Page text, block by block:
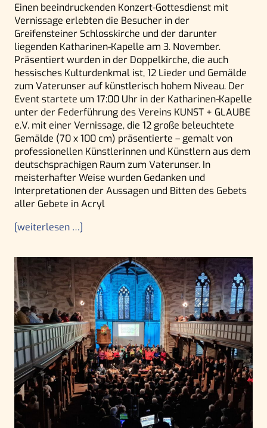
Einen beeindruckenden Konzert-Gottesdienst mit
Vernissage erlebten die Besucher in der
Greifensteiner Schlosskirche und der darunter
liegenden Katharinen-Kapelle am 3. November.
Präsentiert wurden in der Doppelkirche, die auch
hessisches Kulturdenkmal ist, 12 Lieder und Gemälde
zum Vaterunser auf künstlerisch hohem Niveau. Der
Event startete um 17:00 Uhr in der Katharinen-Kapelle
unter der Federführung des Vereins KUNST + GLAUBE
e.V. mit einer Vernissage, die 12 große beleuchtete
Gemälde (70 x 100 cm) präsentierte – gemalt von
professionellen Künstlerinnen und Künstlern aus dem
deutschsprachigen Raum zum Vaterunser. In
meisterhafter Weise wurden Gedanken und
Interpretationen der Aussagen und Bitten des Gebets
aller Gebete in Acryl
[weiterlesen …]